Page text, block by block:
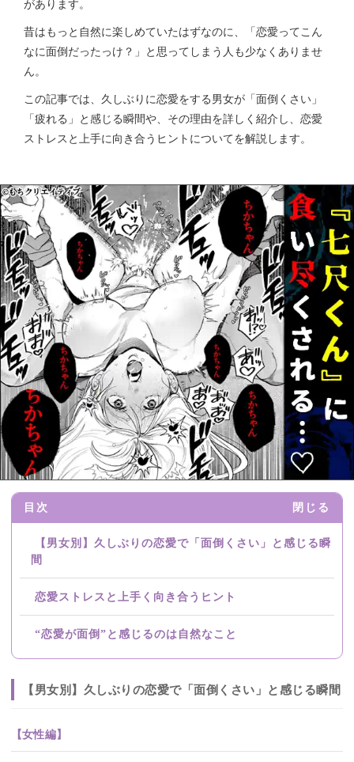
があります。
昔はもっと自然に楽しめていたはずなのに、「恋愛ってこん
なに面倒だったっけ？」と思ってしまう人も少なくありませ
ん。
この記事では、久しぶりに恋愛をする男女が「面倒くさい」
「疲れる」と感じる瞬間や、その理由を詳しく紹介し、恋愛
ストレスと上手に向き合うヒントについてを解説します。
目次 閉じる
【男女別】久しぶりの恋愛で「面倒くさい」と感じる瞬
間
恋愛ストレスと上手く向き合うヒント
“恋愛が面倒”と感じるのは自然なこと
【男女別】久しぶりの恋愛で「面倒くさい」と感じる瞬間
【女性編】